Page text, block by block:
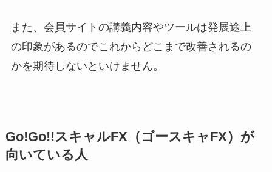
また、会員サイトの講義内容やツールは発展途上
の印象があるのでこれからどこまで改善されるの
かを期待しないといけません。
Go!Go!!スキャルFX（ゴースキャFX）が
向いている人